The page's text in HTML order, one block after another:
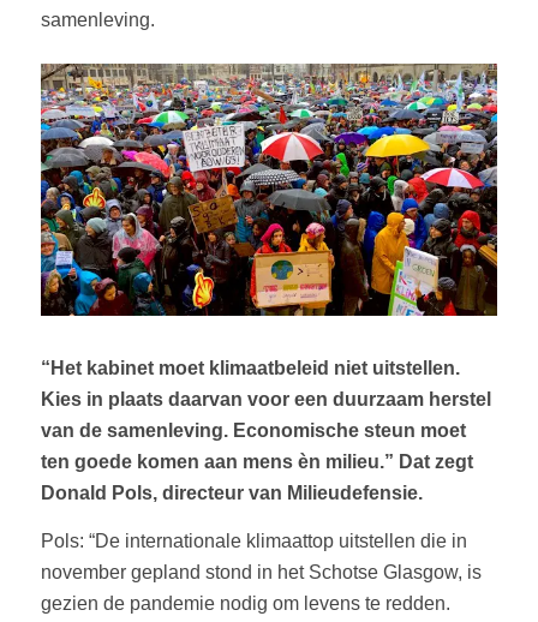
samenleving.
“Het kabinet moet klimaatbeleid niet uitstellen.
Kies in plaats daarvan voor een duurzaam herstel
van de samenleving. Economische steun moet
ten goede komen aan mens èn milieu.” Dat zegt
Donald Pols, directeur van Milieudefensie.
Pols: “De internationale klimaattop uitstellen die in
november gepland stond in het Schotse Glasgow, is
gezien de pandemie nodig om levens te redden.